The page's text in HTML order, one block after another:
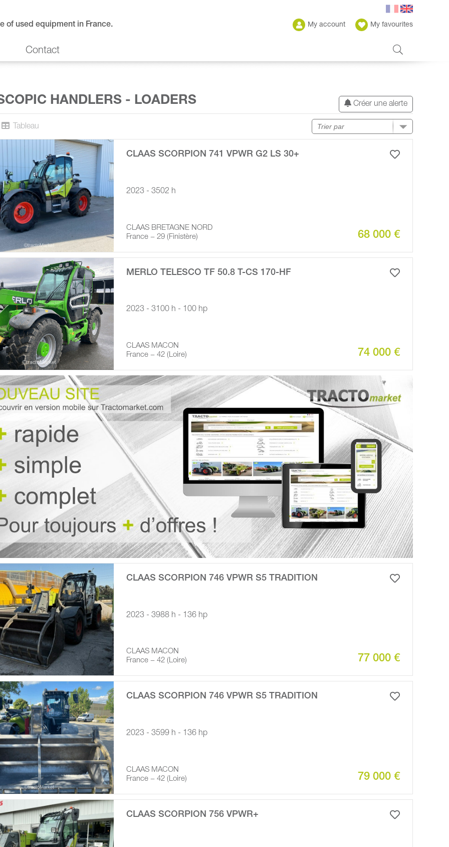
of used equipment in France. My account My favourites
Contact
Créer une alerte
HANDLERS - LOADERS
Tableau
CLAAS SCORPION 741 VPWR G2 LS 30+
2023 - 3502 h
CLAAS BRETAGNE NORD
France − 29 (Finistère)
68 000 €
MERLO TELESCO TF 50.8 T-CS 170-HF
2023 - 3100 h - 100 hp
CLAAS MACON
France − 42 (Loire)
74 000 €
CLAAS SCORPION 746 VPWR S5 TRADITION
2023 - 3988 h - 136 hp
CLAAS MACON
France − 42 (Loire)
77 000 €
CLAAS SCORPION 746 VPWR S5 TRADITION
2023 - 3599 h - 136 hp
CLAAS MACON
France − 42 (Loire)
79 000 €
CLAAS SCORPION 756 VPWR+